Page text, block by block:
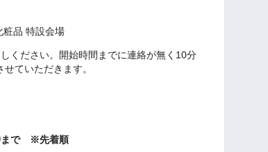
品 特設会場
ください。開始時間までに連絡が無く10分
ていただきます。
まで ※先着順